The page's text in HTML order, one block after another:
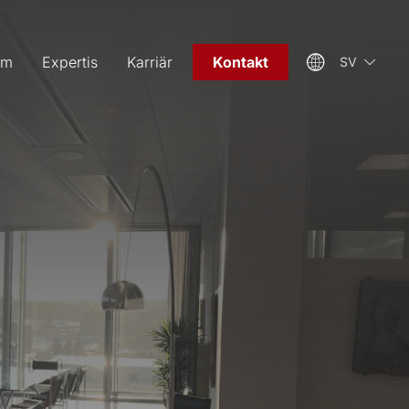
Expertis Karriär Kontakt SV